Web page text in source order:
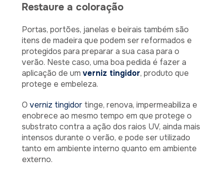
Restaure a coloração
Portas, portões, janelas e beirais também são
itens de madeira que podem ser reformados e
protegidos para preparar a sua casa para o
verão. Neste caso, uma boa pedida é fazer a
aplicação de um verniz tingidor, produto que
protege e embeleza.
O verniz tingidor tinge, renova, impermeabiliza e
enobrece ao mesmo tempo em que protege o
substrato contra a ação dos raios UV, ainda mais
intensos durante o verão, e pode ser utilizado
tanto em ambiente interno quanto em ambiente
externo.